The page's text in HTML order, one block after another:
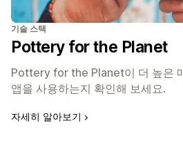
기술 스택
Pottery for the Planet
Pottery for the Planet이 더 높은
앱을 사용하는지 확인해 보세요.
자세히 알아보기